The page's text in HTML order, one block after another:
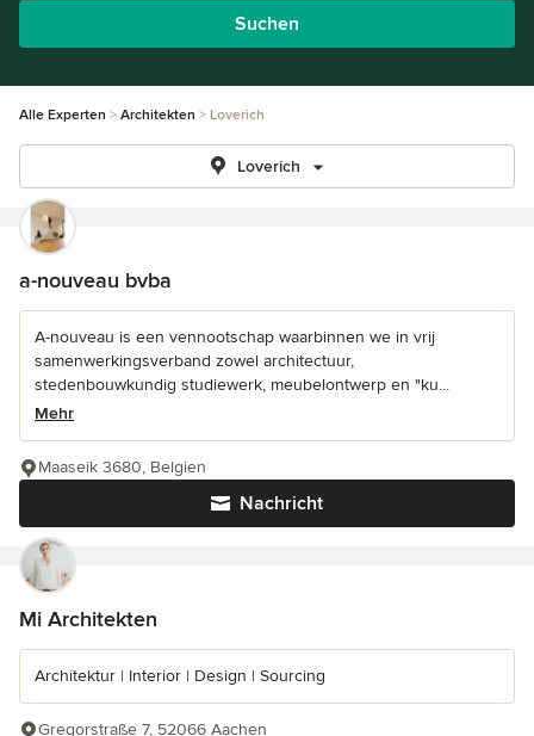
Suchen
Alle Experten Architekten Loverich
Loverich
a-nouveau bvba
A-nouveau is een vennootschap waarbinnen we in vrij
samenwerkingsverband zowel architectuur,
stedenbouwkundig studiewerk, meubelontwerp en "ku...
Mehr
Nachricht
Maaseik 3680, Belgien
Mi Architekten
Architektur | Interior | Design | Sourcing
Gregorstraße 7, 52066 Aachen